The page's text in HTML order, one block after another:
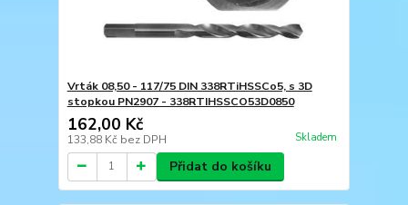
Vrták 08,50 - 117/75 DIN 338RTiHSSCo5, s 3D
stopkou PN2907 - 338RTIHSSCO53D0850
162,00 Kč
133,88 Kč bez DPH Skladem
Přidat do košíku